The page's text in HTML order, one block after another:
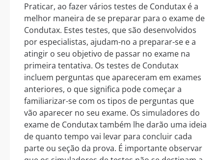
Praticar, ao fazer vários testes de Condutax é a
melhor maneira de se preparar para o exame de
Condutax. Estes testes, que são desenvolvidos
por especialistas, ajudam-no a preparar-se e a
atingir o seu objetivo de passar no exame na
primeira tentativa. Os testes de Condutax
incluem perguntas que apareceram em exames
anteriores, o que significa pode começar a
familiarizar-se com os tipos de perguntas que
vão aparecer no seu exame. Os simuladores do
exame de Condutax também lhe darão uma ideia
de quanto tempo vai levar para concluir cada
parte ou seção da prova. É importante observar